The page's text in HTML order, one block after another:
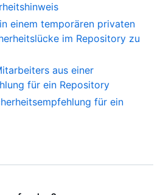
einem temporären privaten
im Repository zu
aus einer
für ein Repository
für ein